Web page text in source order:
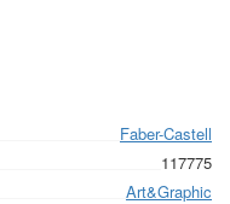
Faber-Castell
117775
Art&Graphic